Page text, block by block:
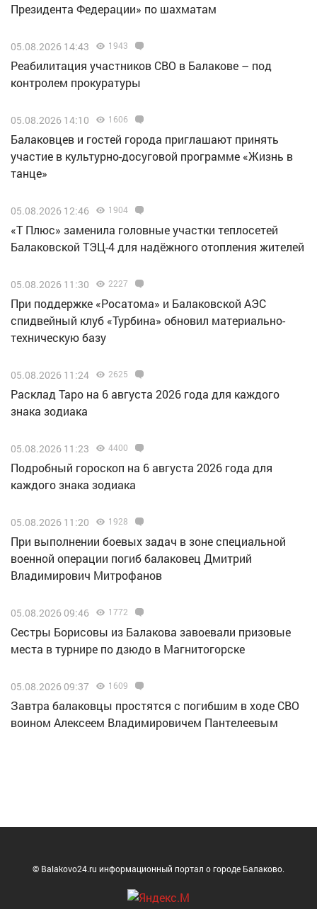
Президента Федерации» по шахматам
05.08.2026 14:43 1943
Реабилитация участников СВО в Балакове – под
контролем прокуратуры
05.08.2026 14:10 1606
Балаковцев и гостей города приглашают принять
участие в культурно-досуговой программе «Жизнь в
танце»
05.08.2026 12:46 1904
«Т Плюс» заменила головные участки теплосетей
Балаковской ТЭЦ-4 для надёжного отопления жителей
05.08.2026 11:30 2227
При поддержке «Росатома» и Балаковской АЭС
спидвейный клуб «Турбина» обновил материально-
техническую базу
05.08.2026 11:24 2625
Расклад Таро на 6 августа 2026 года для каждого
знака зодиака
05.08.2026 11:23 4400
Подробный гороскоп на 6 августа 2026 года для
каждого знака зодиака
05.08.2026 11:20 1928
При выполнении боевых задач в зоне специальной
военной операции погиб балаковец Дмитрий
Владимирович Митрофанов
05.08.2026 09:46 1772
Сестры Борисовы из Балакова завоевали призовые
места в турнире по дзюдо в Магнитогорске
05.08.2026 09:37 1609
Завтра балаковцы простятся с погибшим в ходе СВО
воином Алексеем Владимировичем Пантелеевым
© Balakovo24.ru информационный портал о городе Балаково.